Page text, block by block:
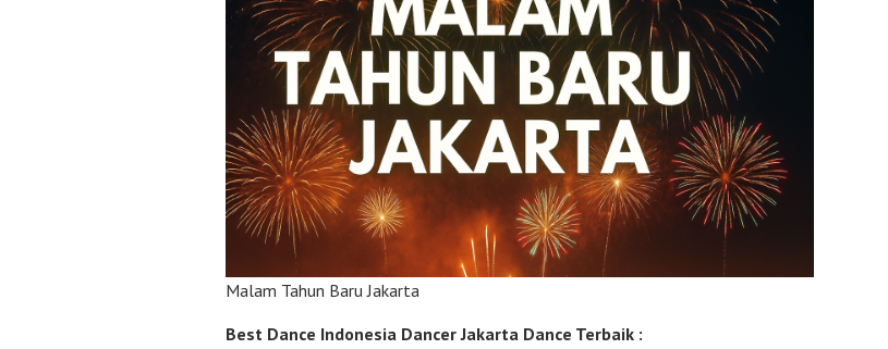
Malam Tahun Baru Jakarta
Best Dance Indonesia Dancer Jakarta Dance Terbaik :